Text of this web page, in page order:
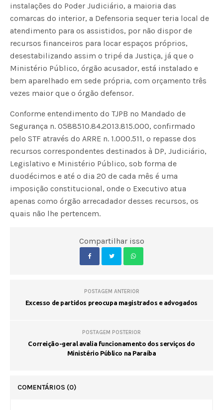
instalações do Poder Judiciário, a maioria das
comarcas do interior, a Defensoria sequer teria local de
atendimento para os assistidos, por não dispor de
recursos financeiros para locar espaços próprios,
desestabilizando assim o tripé da Justiça, já que o
Ministério Público, órgão acusador, está instalado e
bem aparelhado em sede própria, com orçamento três
vezes maior que o órgão defensor.
Conforme entendimento do TJPB no Mandado de
Segurança n. 0588510.84.2013.815.000, confirmado
pelo STF através do ARRE n. 1.000.511, o repasse dos
recursos correspondentes destinados à DP, Judiciário,
Legislativo e Ministério Público, sob forma de
duodécimos e até o dia 20 de cada mês é uma
imposição constitucional, onde o Executivo atua
apenas como órgão arrecadador desses recursos, os
quais não lhe pertencem.
Compartilhar isso
POSTAGEM ANTERIOR
Excesso de partidos preocupa magistrados e advogados
POSTAGEM POSTERIOR
Correição-geral avalia funcionamento dos serviços do
Ministério Público na Paraíba
COMENTÁRIOS (0)